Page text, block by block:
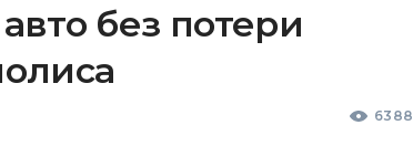
без потери
6388